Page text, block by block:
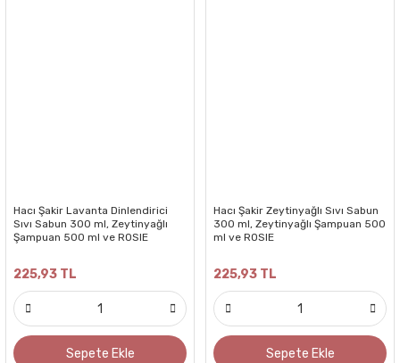
Hacı Şakir Lavanta Dinlendirici
Sıvı Sabun 300 ml, Zeytinyağlı
Şampuan 500 ml ve ROSIE
225,93 TL
Sepete Ekle
Hacı Şakir Zeytinyağlı Sıvı Sabun
300 ml, Zeytinyağlı Şampuan 500
ml ve ROSIE
225,93 TL
Sepete Ekle